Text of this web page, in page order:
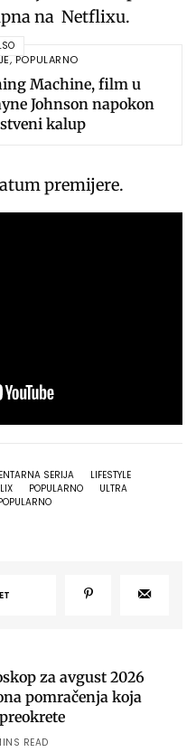
na Netflixu.
, POPULARNO
Machine, film u
Johnson napokon
kalup
premijere.
SERIJA
LIFESTYLE
POPULARNO
ULTRA
za avgust 2026
pomračenja koja
READ